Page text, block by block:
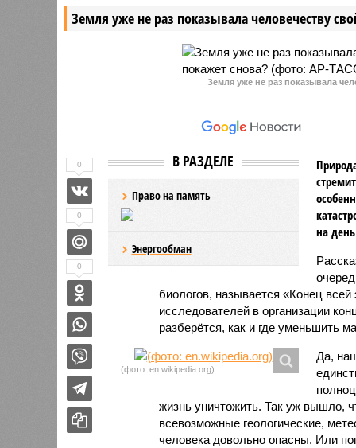
Объединённого кредитного бюро
которая
Земля уже не раз показывала человечеству
Земля уже не раз показывала
В РАЗДЕЛЕ
Право на память
Энергообман
на
биологов, называется «Конец
исследователей в организации
разберётся, как и где уменьшить
(фото: en.wikipedia.org)
Да,
жизнь уничтожить. Так уж вышло,
всевозможные геологические,
человека довольно опасны. Или
0
0
0